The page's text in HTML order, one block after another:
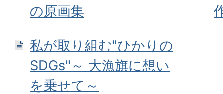
の原画集
私が取り組む"ひかりの
SDGs"～ 大漁旗に想い
を乗せて～